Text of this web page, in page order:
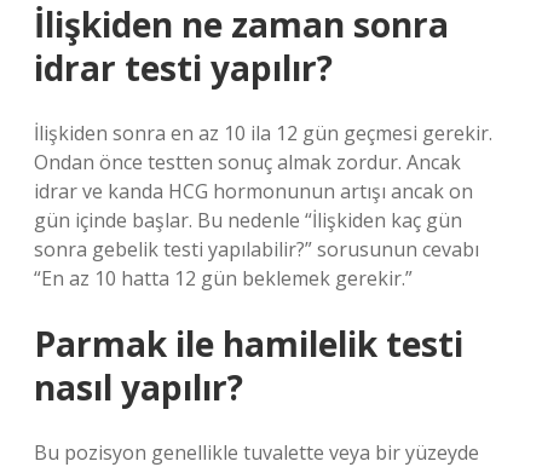
İlişkiden ne zaman sonra
idrar testi yapılır?
İlişkiden sonra en az 10 ila 12 gün geçmesi gerekir.
Ondan önce testten sonuç almak zordur. Ancak
idrar ve kanda HCG hormonunun artışı ancak on
gün içinde başlar. Bu nedenle “İlişkiden kaç gün
sonra gebelik testi yapılabilir?” sorusunun cevabı
“En az 10 hatta 12 gün beklemek gerekir.”
Parmak ile hamilelik testi
nasıl yapılır?
Bu pozisyon genellikle tuvalette veya bir yüzeyde